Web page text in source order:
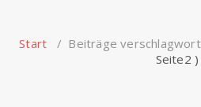
Start / Beiträge
Seite2 )